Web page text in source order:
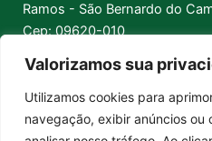
Valorizamos sua
Utilizamos cookies para
navegação, exibir anúncios ou
Ramos - São Bernardo do
Cep: 09620-010
Pix │ Boleto │ Cartão